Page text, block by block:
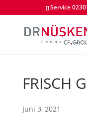
Service
FRISCH
Juni 3, 2021